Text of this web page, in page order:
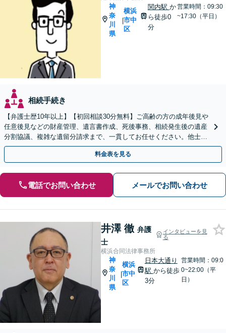
神
奈
川
県
|
横浜
市中
区
関内駅 か
ら徒歩0
分
営業時間：09:30
~17:30（平日）
相続手続き
【弁護士歴10年以上】【初回相談30分無料】ご高齢の方の成年後見や
任意後見などの財産管理、遺言書作成、死後事務、相続発生後の遺産
分割協議、複雑な遺留分請求まで、一貫してお任せください。他士業
との連携力を活かした最適解の追求【WEB面談対応】
料金表を見る
電話でお問い合わせ メールでお問い合わせ
井澤 徹 弁護
士
インタビューを見
る
横浜合同法律事務所
神
奈
川
県
|
横浜
市中
区
日本大通り
駅 から徒歩
3分
営業時間：09:0
0~22:00（平
日）